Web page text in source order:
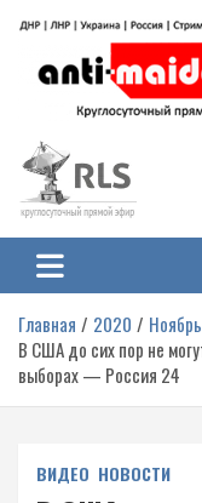
содержимому
на Украине
гражданской войне на
ЛНР и других регионах.
Главная 2020 Ноябрь
В США до сих пор не
выборах — Россия 24
ВИДЕО НОВОСТИ